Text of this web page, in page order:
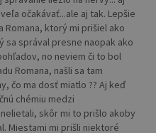
očakávať...ale aj tak. Lepšie
Romana, ktorý mi prišiel ako
sa správal presne naopak ako
no neviem či to bol
Romana, našli sa tam
čo ma dosť miatlo ?? Aj keď
chémiu medzi
skôr mi to prišlo akoby
Miestami mi prišli niektoré